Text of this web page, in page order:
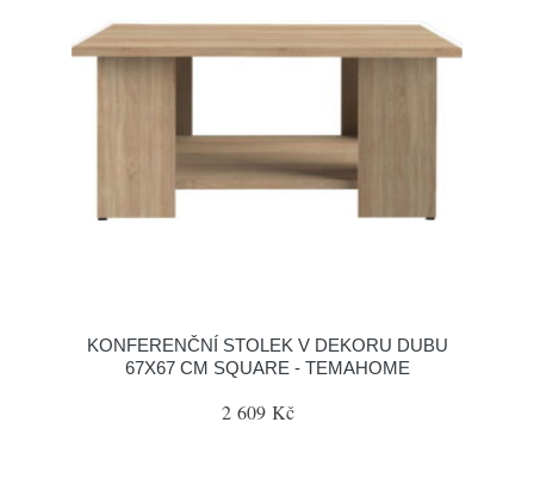
KONFERENČNÍ STOLEK V DEKORU DUBU
67X67 CM SQUARE - TEMAHOME
2 609 Kč